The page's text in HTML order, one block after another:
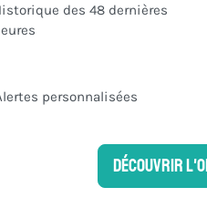
des 48 dernières
personnalisées
Découvrir